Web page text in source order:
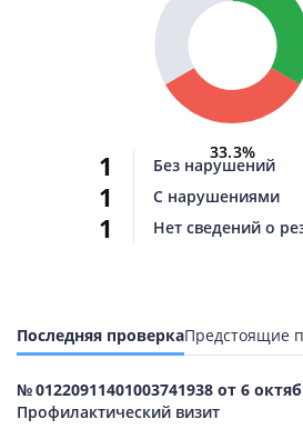
33.3%
1
1
1
Без нарушений
С нарушениями
Нет сведений о
Последняя проверкаПредстоящие
№ 01220911401003741938 от 6
Профилактический визит